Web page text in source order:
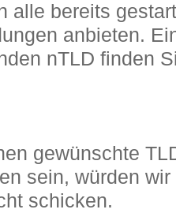
alle bereits
anbieten.
nTLD finden
gewünschte
sein, würden
schicken.